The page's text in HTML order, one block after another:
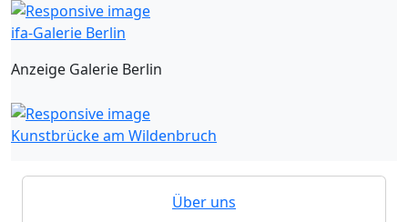
ifa-Galerie Berlin
Anzeige Galerie Berlin
Kunstbrücke am Wildenbruch
Über uns